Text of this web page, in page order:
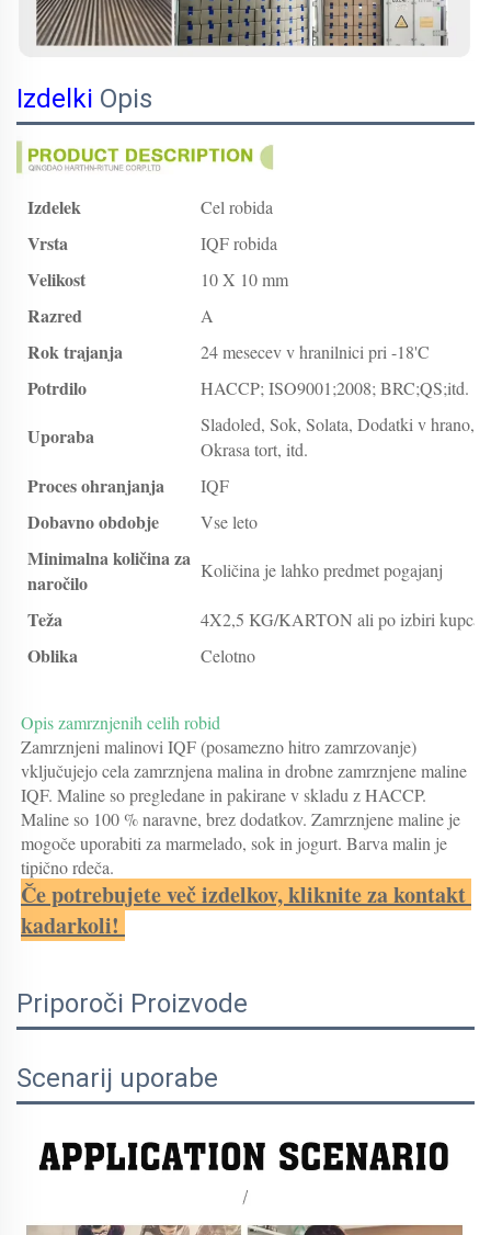
Izdelki Opis
Izdelek Cel robida
Vrsta IQF robida
Velikost 10 X 10 mm
Razred A
Rok trajanja 24 mesecev v hranilnici pri -18'C
Potrdilo HACCP; ISO9001;2008; BRC;QS;itd.
Uporaba
Sladoled, Sok, Solata, Dodatki v hrano,
Okrasa tort, itd.
Proces ohranjanja IQF
Dobavno obdobje Vse leto
Minimalna količina za
naročilo
Količina je lahko predmet pogajanj
Teža 4X2,5 KG/KARTON ali po izbiri kupca
Oblika Celotno
Opis zamrznjenih celih robid
Zamrznjeni malinovi IQF (posamezno hitro zamrzovanje)
vključujejo cela zamrznjena malina in drobne zamrznjene maline
IQF. Maline so pregledane in pakirane v skladu z HACCP.
Maline so 100 % naravne, brez dodatkov. Zamrznjene maline je
mogoče uporabiti za marmelado, sok in jogurt. Barva malin je
tipično rdeča.
Če potrebujete več izdelkov, kliknite za kontakt
kadarkoli!
Priporoči Proizvode
Scenarij uporabe